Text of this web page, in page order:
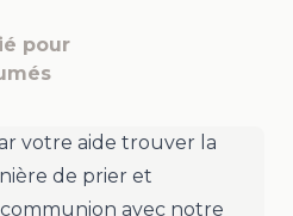
pour
votre aide trouver la
de prier et
avec notre